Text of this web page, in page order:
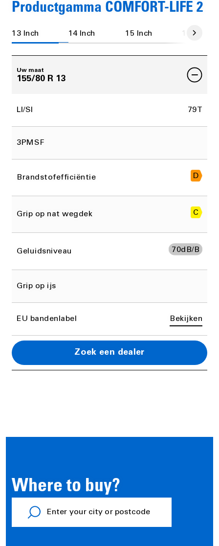
Productgamma COMFORT-LIFE 2
13 Inch 14 Inch 15 Inch 16 Inch
Uw maat
155/80 R 13
LI/SI 79T
3PMSF
Brandstofefficiëntie D
Grip op nat wegdek C
Geluidsniveau 70dB/B
Grip op ijs
EU bandenlabel Bekijken
Zoek een dealer
Where to buy?